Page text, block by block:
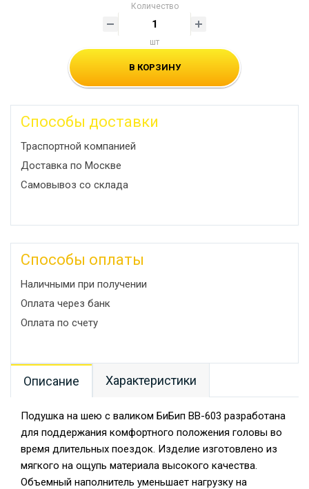
Количество
шт
В КОРЗИНУ
Способы доставки
Траспортной компанией
Доставка по Москве
Самовывоз со склада
Способы оплаты
Наличными при получении
Оплата через банк
Оплата по счету
Описание Характеристики
Подушка на шею с валиком БиБип BB-603 разработана
для поддержания комфортного положения головы во
время длительных поездок. Изделие изготовлено из
мягкого на ощупь материала высокого качества.
Объемный наполнитель уменьшает нагрузку на